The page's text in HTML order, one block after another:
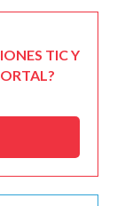
TIC Y